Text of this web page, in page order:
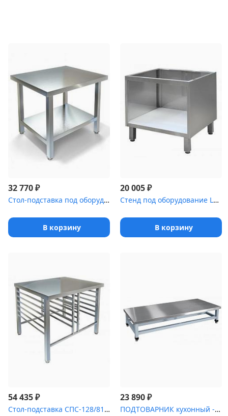
32 770₽
Стол-подставка под оборудование СПР-123/700
В корзину
20 005₽
Стенд под оборудование LOTUS М6 [(Э)]
В корзину
54 435₽
Стол-подставка СПС-128/817 под пароконвектомат RATIONAL CM, откры...
23 890₽
ПОДТОВАРНИК кухонный -5 [ПК-6]